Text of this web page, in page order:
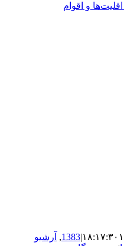
و اقوام
|
1383
, آرشیو